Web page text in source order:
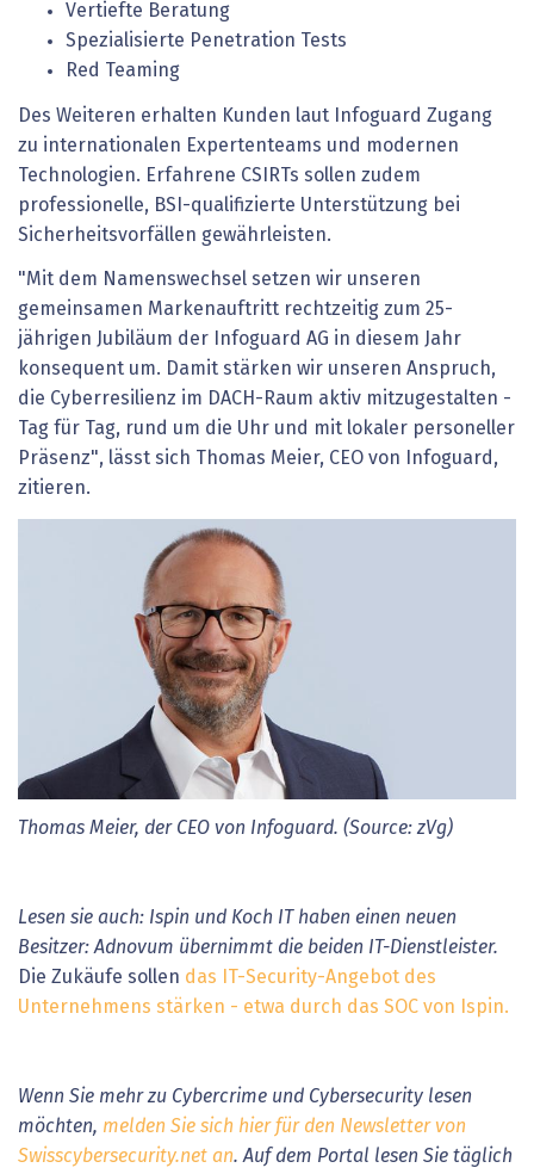
Vertiefte Beratung
Spezialisierte Penetration Tests
Red Teaming
Des Weiteren erhalten Kunden laut Infoguard Zugang
zu internationalen Expertenteams und modernen
Technologien. Erfahrene CSIRTs sollen zudem
professionelle, BSI-qualifizierte Unterstützung bei
Sicherheitsvorfällen gewährleisten.
"Mit dem Namenswechsel setzen wir unseren
gemeinsamen Markenauftritt rechtzeitig zum 25-
jährigen Jubiläum der Infoguard AG in diesem Jahr
konsequent um. Damit stärken wir unseren Anspruch,
die Cyberresilienz im DACH-Raum aktiv mitzugestalten -
Tag für Tag, rund um die Uhr und mit lokaler personeller
Präsenz", lässt sich Thomas Meier, CEO von Infoguard,
zitieren.
Thomas Meier, der CEO von Infoguard. (Source: zVg)
Lesen sie auch: Ispin und Koch IT haben einen neuen
Besitzer: Adnovum übernimmt die beiden IT-Dienstleister.
Die Zukäufe sollen das IT-Security-Angebot des
Unternehmens stärken - etwa durch das SOC von Ispin.
Wenn Sie mehr zu Cybercrime und Cybersecurity lesen
möchten, melden Sie sich hier für den Newsletter von
Swisscybersecurity.net an. Auf dem Portal lesen Sie täglich